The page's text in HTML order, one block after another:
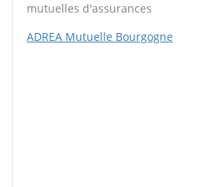
mutuelles d'assurances
ADREA Mutuelle Bourgogne